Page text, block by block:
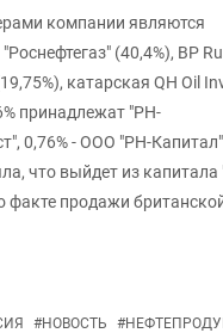
компании являются
(40,4%), BP
катарская QH Oil
принадлежат "РН-
0,76% - ООО "РН-
что выйдет из капитала
факте продажи
#НОВОСТЬ #